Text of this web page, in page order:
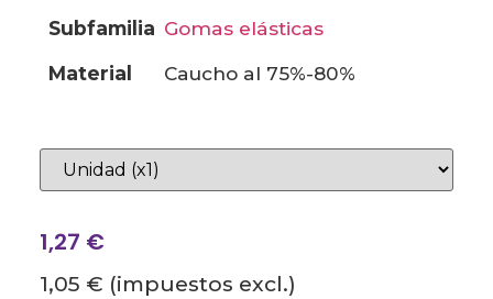
subfamilia
gomas elásticas
material
caucho al 75%-80%
1,27 €
1,05 € (impuestos excl.)